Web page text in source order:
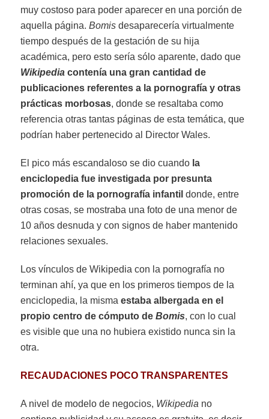
muy costoso para poder aparecer en una porción de
aquella página.Bomisdesaparecería virtualmente
tiempo después de la gestación de su hija
académica, pero esto sería sólo aparente, dado que
Wikipediacontenía una gran cantidad de
publicaciones referentes a la pornografía y otras
prácticas morbosas, donde se resaltaba como
referencia otras tantas páginas de esta temática, que
podrían haber pertenecido al Director Wales.
El pico más escandaloso se dio cuando la
enciclopedia fue investigada por presunta
promoción de la pornografía infantildonde, entre
otras cosas, se mostraba una foto de una menor de
10 años desnuda y con signos de haber mantenido
relaciones sexuales.
Los vínculos de Wikipedia con la pornografía no
terminan ahí, ya que en los primeros tiempos de la
enciclopedia, la mismaestaba albergada en el
propio centro de cómputo deBomis, con lo cual
es visible que una no hubiera existido nunca sin la
otra.
RECAUDACIONES POCO TRANSPARENTES
A nivel de modelo de negocios, Wikipedia no